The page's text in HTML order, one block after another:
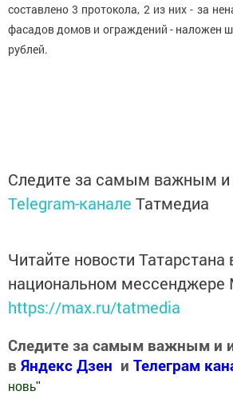
составлено 3 протокола, 2 из них - за
фасадов домов и ограждений - наложен
рублей.
Следите за самым важным
Telegram-канале Татмедиа
Читайте новости Татарстана
национальном мессенджере
https://max.ru/tatmedia
Следите за самым важным и
в Яндекс Дзен и Телеграм
новь"